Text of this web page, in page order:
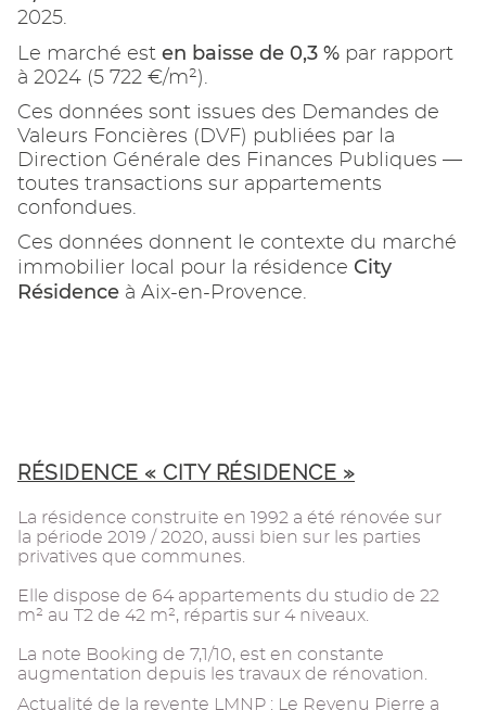
2025.
Le marché est en baisse de 0,3 % par rapport
à 2024 (5 722 €/m²).
Ces données sont issues des Demandes de
Valeurs Foncières (DVF) publiées par la
Direction Générale des Finances Publiques —
toutes transactions sur appartements
confondues.
Ces données donnent le contexte du marché
immobilier local pour la résidence City
Résidence à Aix-en-Provence.
RÉSIDENCE « CITY RÉSIDENCE »
La résidence construite en 1992 a été rénovée sur
la période 2019 / 2020, aussi bien sur les parties
privatives que communes.
Elle dispose de 64 appartements du studio de 22
m² au T2 de 42 m², répartis sur 4 niveaux.
La note Booking de 7,1/10, est en constante
augmentation depuis les travaux de rénovation.
Actualité de la revente LMNP : Le Revenu Pierre a